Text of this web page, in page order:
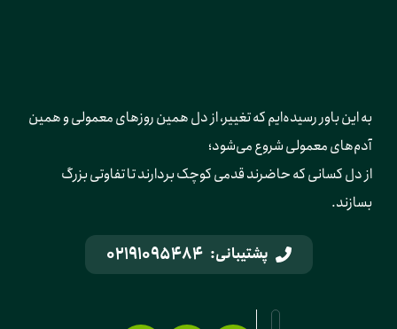
به این باور رسیده‌ایم که تغییر، از دل همین روزهای معمولی و همین
آدم‌های معمولی شروع می‌شود؛
از دل کسانی که حاضرند قدمی کوچک بردارند تا تفاوتی بزرگ
بسازند.
پشتیبانی: 02191095484